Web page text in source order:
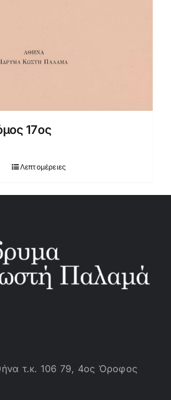
17ος
Λεπτομέρειες
τ.κ. 106 79, 4ος Όροφος